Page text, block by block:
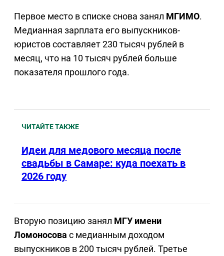
Первое место в списке снова занял МГИМО.
Медианная зарплата его выпускников-
юристов составляет 230 тысяч рублей в
месяц, что на 10 тысяч рублей больше
показателя прошлого года.
ЧИТАЙТЕ ТАКЖЕ
Идеи для медового месяца после
свадьбы в Самаре: куда поехать в
2026 году
Вторую позицию занял МГУ имени
Ломоносова с медианным доходом
выпускников в 200 тысяч рублей. Третье